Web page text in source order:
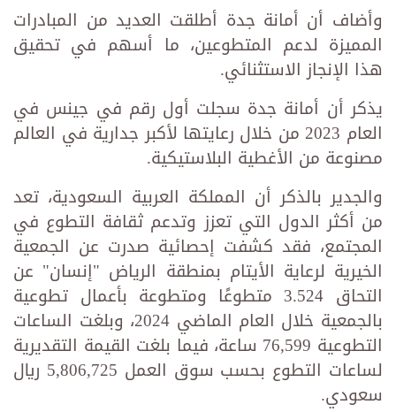
وأضاف أن أمانة جدة أطلقت العديد من المبادرات
المميزة لدعم المتطوعين، ما أسهم في تحقيق
هذا الإنجاز الاستثنائي.
يذكر أن أمانة جدة سجلت أول رقم في جينس في
العام 2023 من خلال رعايتها لأكبر جدارية في العالم
مصنوعة من الأغطية البلاستيكية.
والجدير بالذكر أن المملكة العربية السعودية، تعد
من أكثر الدول التي تعزز وتدعم ثقافة التطوع في
المجتمع، فقد كشفت إحصائية صدرت عن الجمعية
الخيرية لرعاية الأيتام بمنطقة الرياض "إنسان" عن
التحاق 3.524 متطوعًا ومتطوعة بأعمال تطوعية
بالجمعية خلال العام الماضي 2024، وبلغت الساعات
التطوعية 76,599 ساعة، فيما بلغت القيمة التقديرية
لساعات التطوع بحسب سوق العمل 5,806,725 ريال
سعودي.